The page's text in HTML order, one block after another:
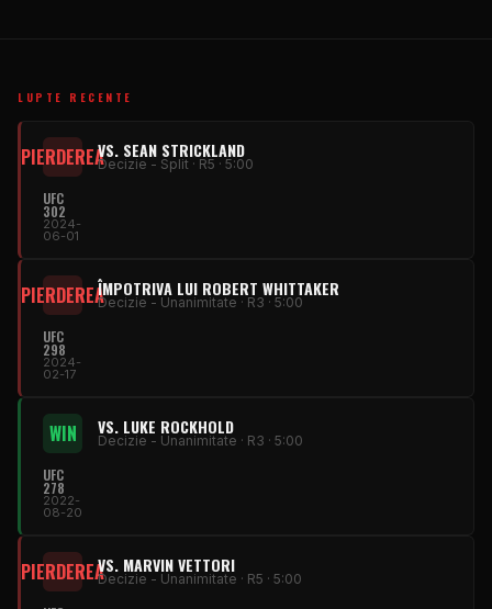
LUPTE RECENTE
PIERDEREAVS. SEAN STRICKLAND
Decizie - Split · R5 · 5:00
UFC
302
2024-
06-01
PIERDEREAÎMPOTRIVA LUI ROBERT WHITTAKER
Decizie - Unanimitate · R3 · 5:00
UFC
298
2024-
02-17
WIN VS. LUKE ROCKHOLD
Decizie - Unanimitate · R3 · 5:00
UFC
278
2022-
08-20
PIERDEREAVS. MARVIN VETTORI
Decizie - Unanimitate · R5 · 5:00